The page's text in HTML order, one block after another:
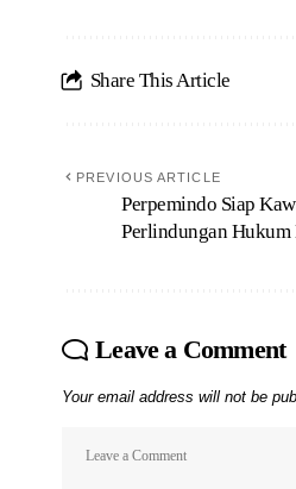
Share This Article
PREVIOUS ARTICLE
Perpemindo Siap
Perlindungan
Leave a Comment
Your email address will not be